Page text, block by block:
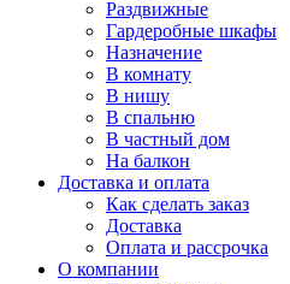
Раздвижные
Гардеробные шкафы
Назначение
В комнату
В нишу
В спальню
В частный дом
На балкон
Доставка и оплата
Как сделать заказ
Доставка
Оплата и рассрочка
О компании